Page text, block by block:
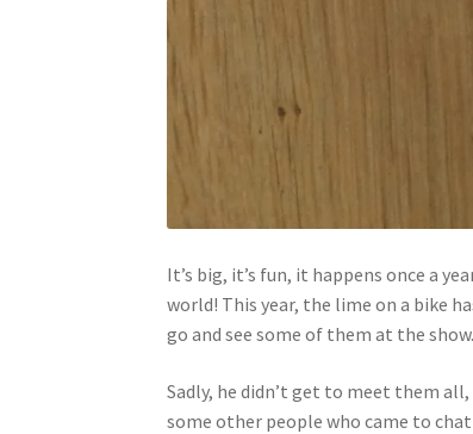
It’s big, it’s fun, it happens once a
world! This year, the lime on a bike
go and see some of them at the show.
Sadly, he didn’t get to meet them
some other people who came to